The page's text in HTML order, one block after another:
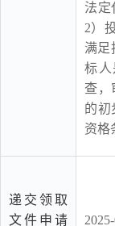
法定
2）
满足
标人
查，
的初
资格
递交领取
文件申请